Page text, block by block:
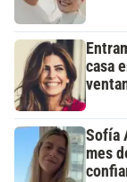
casa
Sofía
mes